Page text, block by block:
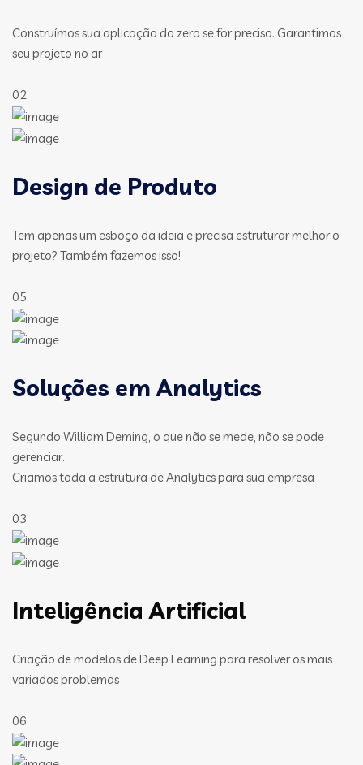
Construímos sua aplicação do zero se for preciso. Garantimos
seu projeto no ar
02
Design de Produto
Tem apenas um esboço da ideia e precisa estruturar melhor o
projeto? Também fazemos isso!
05
Soluções em Analytics
Segundo William Deming, o que não se mede, não se pode
gerenciar.
Criamos toda a estrutura de Analytics para sua empresa
03
Inteligência Artificial
Criação de modelos de Deep Learning para resolver os mais
variados problemas
06